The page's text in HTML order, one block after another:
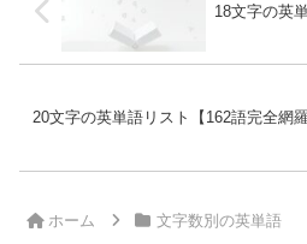
18文字の英
20文字の英単語リスト【162語完全網羅
ホーム 文字数別の英単語